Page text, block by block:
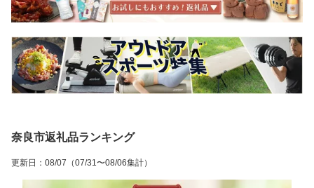
奈良市返礼品ランキング
更新日 ： 08/07 （07/31〜08/06集計）